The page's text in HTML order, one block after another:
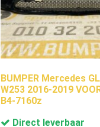
BUMPER Mercedes
W253 2016-2019
B4-7160z
Direct leverbaar